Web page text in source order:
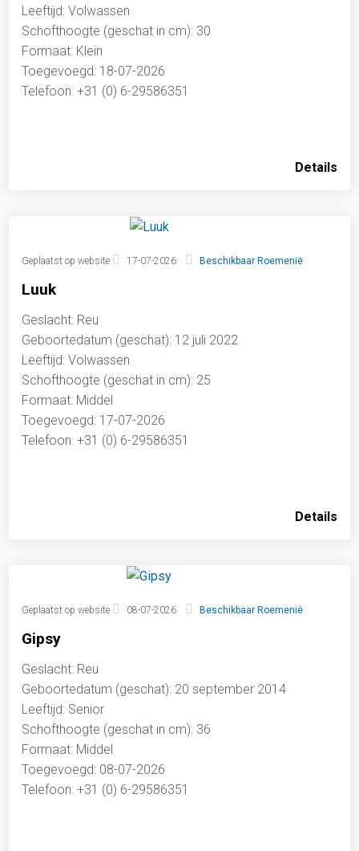
Leeftijd: Volwassen
Schofthoogte (geschat in cm): 30
Formaat: Klein
Toegevoegd: 18-07-2026
Telefoon: +31 (0) 6-29586351
Details
Geplaatst op website 17-07-2026 Beschikbaar Roemenië
Luuk
Geslacht: Reu
Geboortedatum (geschat): 12 juli 2022
Leeftijd: Volwassen
Schofthoogte (geschat in cm): 25
Formaat: Middel
Toegevoegd: 17-07-2026
Telefoon: +31 (0) 6-29586351
Details
Geplaatst op website 08-07-2026 Beschikbaar Roemenië
Gipsy
Geslacht: Reu
Geboortedatum (geschat): 20 september 2014
Leeftijd: Senior
Schofthoogte (geschat in cm): 36
Formaat: Middel
Toegevoegd: 08-07-2026
Telefoon: +31 (0) 6-29586351